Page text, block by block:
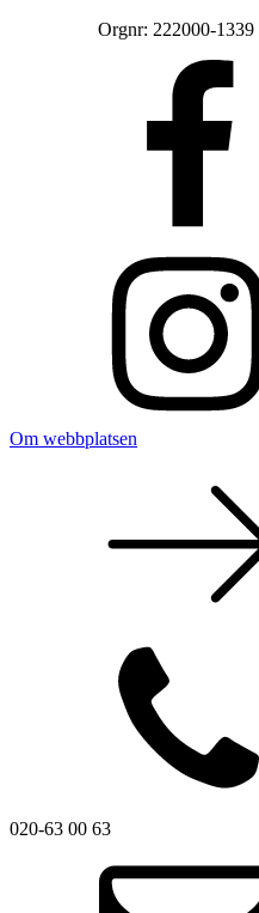
Orgnr: 222000-1339
Om webbplatsen
020-63 00 63